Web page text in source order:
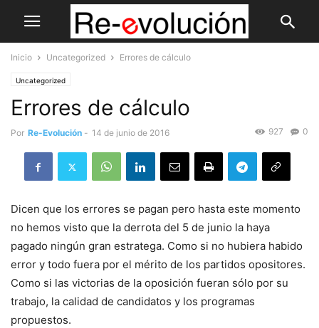
Inicio Uncategorized Errores de cálculo
Uncategorized
Errores de cálculo
Por Re-Evolución - 14 de junio de 2016 0
927
Dicen que los errores se pagan pero hasta este momento
no hemos visto que la derrota del 5 de junio la haya
pagado ningún gran estratega. Como si no hubiera habido
error y todo fuera por el mérito de los partidos opositores.
Como si las victorias de la oposición fueran sólo por su
trabajo, la calidad de candidatos y los programas
propuestos.